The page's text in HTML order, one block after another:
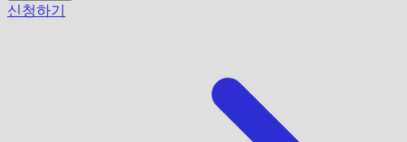
신청하기